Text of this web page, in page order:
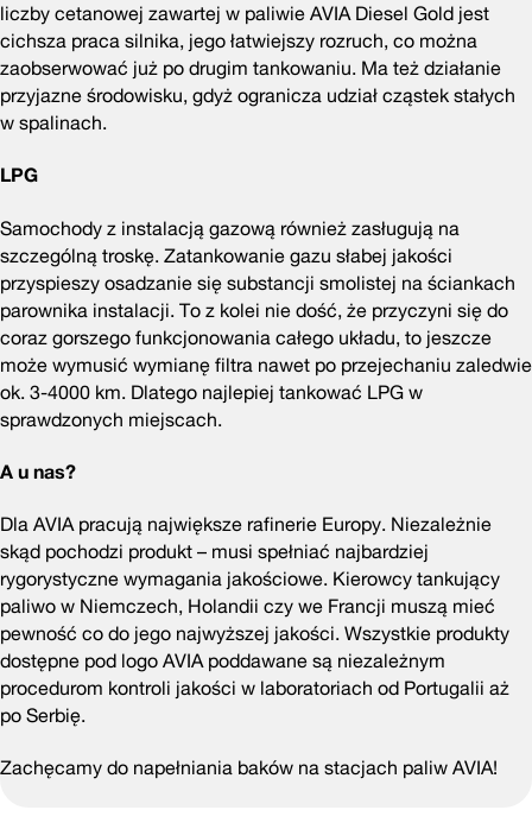
liczby cetanowej zawartej w paliwie AVIA Diesel Gold jest
cichsza praca silnika, jego łatwiejszy rozruch, co można
zaobserwować już po drugim tankowaniu. Ma też działanie
przyjazne środowisku, gdyż ogranicza udział cząstek stałych
w spalinach.
LPG
Samochody z instalacją gazową również zasługują na
szczególną troskę. Zatankowanie gazu słabej jakości
przyspieszy osadzanie się substancji smolistej na ściankach
parownika instalacji. To z kolei nie dość, że przyczyni się do
coraz gorszego funkcjonowania całego układu, to jeszcze
może wymusić wymianę filtra nawet po przejechaniu zaledwie
ok. 3-4000 km. Dlatego najlepiej tankować LPG w
sprawdzonych miejscach.
A u nas?
Dla AVIA pracują największe rafinerie Europy. Niezależnie
skąd pochodzi produkt – musi spełniać najbardziej
rygorystyczne wymagania jakościowe. Kierowcy tankujący
paliwo w Niemczech, Holandii czy we Francji muszą mieć
pewność co do jego najwyższej jakości. Wszystkie produkty
dostępne pod logo AVIA poddawane są niezależnym
procedurom kontroli jakości w laboratoriach od Portugalii aż
po Serbię.
Zachęcamy do napełniania baków na stacjach paliw AVIA!